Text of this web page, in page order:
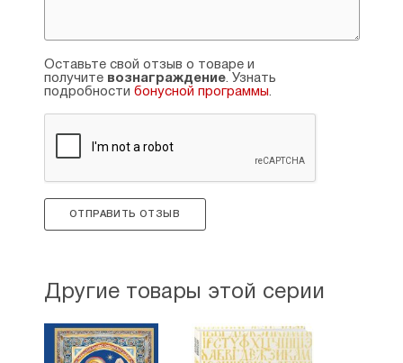
Оставьте свой отзыв о товаре и
получите вознаграждение. Узнать
подробности бонусной программы.
ОТПРАВИТЬ ОТЗЫВ
Другие товары этой серии